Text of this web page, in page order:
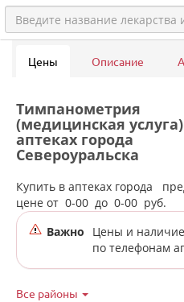
Цены Описание
Тимпанометрия
(медицинская
аптеках города
Североуральска
Купить в аптеках города
цене от 0-00 до 0-00 руб.
Важно
Цены и
по телефонам
Все районы